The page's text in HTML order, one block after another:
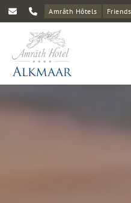
Amrâth Hôtels